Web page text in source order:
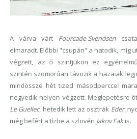
A várva várt Fourcade-Svendsen
elmaradt. Előbbi "csupán" a hatodik, míg
végzett, az ő szintjükön ez
szintén szomorúan távozik a hazaiak
mindössze hét tized másodperccel
negyedik helyen végzett. Meglepetésre
Le Guellec, hetedik lett az osztrák Eder,
még befért a tízbe a szlovén Jakov Fakis.